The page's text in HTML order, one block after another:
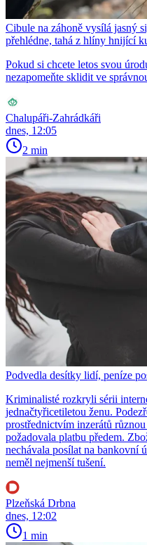
Cibule na záhoně vysílá jasný
přehlédne, tahá z hlíny hnijící
Pokud si chcete letos svou
nezapomeňte sklidit ve
Chalupáři-Zahrádkáři
dnes, 12:05
2 min
Podvedla desítky lidí, peníze
Kriminalisté rozkryli sérii
jednačtyřicetiletou ženu.
prostřednictvím inzerátů
požadovala platbu předem.
nechávala posílat na bankovní
neměl nejmenší tušení.
Plzeňská Drbna
dnes, 12:02
1 min